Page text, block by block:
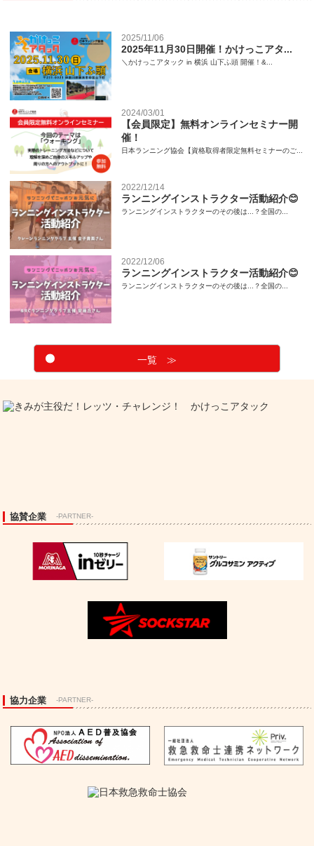
2025/11/06
2025年11月30日開催！かけっこアタ...
＼かけっこアタック in 横浜 山下ふ頭 開催！&...
2024/03/01
【会員限定】無料オンラインセミナー開
催！
日本ランニング協会【資格取得者限定無料セミナーのご...
2022/12/14
ランニングインストラクター活動紹介😊
ランニングインストラクターのその後は...？全国の...
2022/12/06
ランニングインストラクター活動紹介😊
ランニングインストラクターのその後は...？全国の...
一覧 ≫
協賛企業 -PARTNER-
協力企業 -PARTNER-